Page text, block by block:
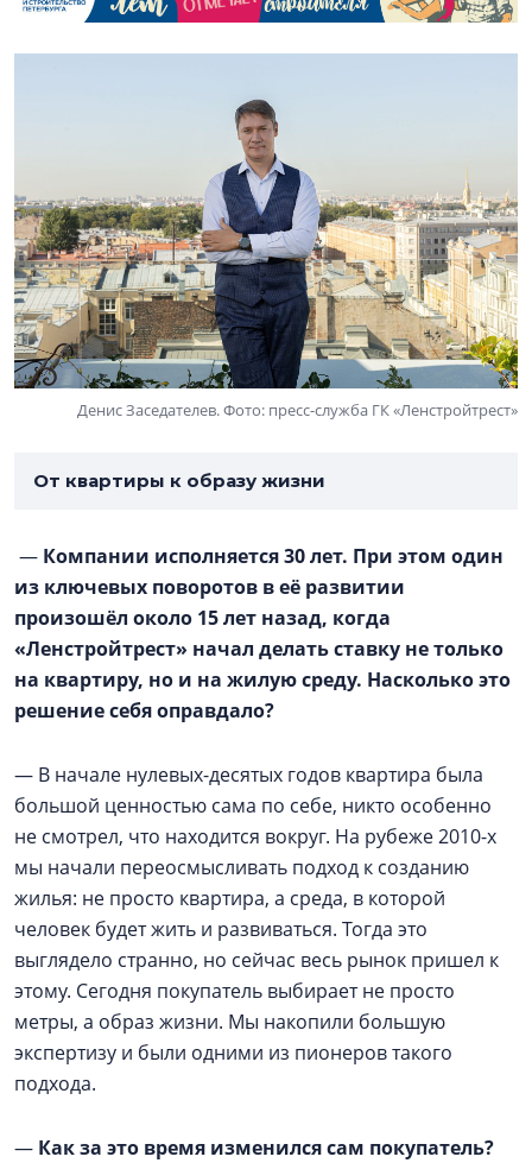
Денис Заседателев. Фото: пресс-служба ГК «Ленстройтрест»
От квартиры к образу жизни
— Компании исполняется 30 лет. При этом один
из ключевых поворотов в её развитии
произошёл около 15 лет назад, когда
«Ленстройтрест» начал делать ставку не только
на квартиру, но и на жилую среду. Насколько это
решение себя оправдало?
— В начале нулевых-десятых годов квартира была
большой ценностью сама по себе, никто особенно
не смотрел, что находится вокруг. На рубеже 2010-х
мы начали переосмысливать подход к созданию
жилья: не просто квартира, а среда, в которой
человек будет жить и развиваться. Тогда это
выглядело странно, но сейчас весь рынок пришел к
этому. Сегодня покупатель выбирает не просто
метры, а образ жизни. Мы накопили большую
экспертизу и были одними из пионеров такого
подхода.
— Как за это время изменился сам покупатель?